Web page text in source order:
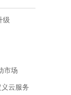
级
市场
义云服务